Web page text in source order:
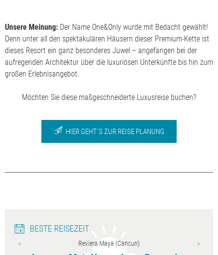
Unsere Meinung: Der Name One&Only wurde mit Bedacht gewählt!
Denn unter all den spektakulären Häusern dieser Premium-Kette ist
dieses Resort ein ganz besonderes Juwel – angefangen bei der
aufregenden Architektur über die luxuriösen Unterkünfte bis hin zum
großen Erlebnisangebot.
Möchten Sie diese maßgeschneiderte Luxusreise buchen?
HIER GEHT´S ZUR REISE PLANUNG
BESTE REISEZEIT
Reviera Maya (Cancun)